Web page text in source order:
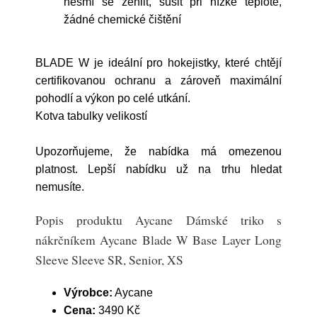
žádné chemické čištění
BLADE W je ideální pro hokejistky, které chtějí
certifikovanou ochranu a zároveň maximální
pohodlí a výkon po celé utkání.
Kotva tabulky velikostí
Upozorňujeme, že nabídka má omezenou
platnost. Lepší nabídku už na trhu hledat
nemusíte.
Popis produktu Aycane Dámské triko s
nákrčníkem Aycane Blade W Base Layer Long
Sleeve Sleeve SR, Senior, XS
Výrobce: Aycane
Cena: 3490 Kč